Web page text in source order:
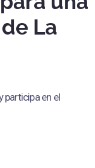
La
participa en el